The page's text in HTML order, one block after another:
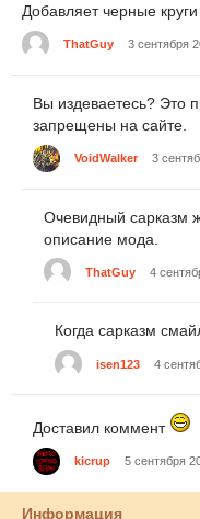
Добавляет черные
ThatGuy 3 сентября
Вы издеваетесь? Это
запрещены на сайте.
VoidWalker 3
Очевидный сарказм
описание мода.
ThatGuy 4
Когда сарказм
isen123 4
Доставил коммент
kicrup 5 сентября
Информация